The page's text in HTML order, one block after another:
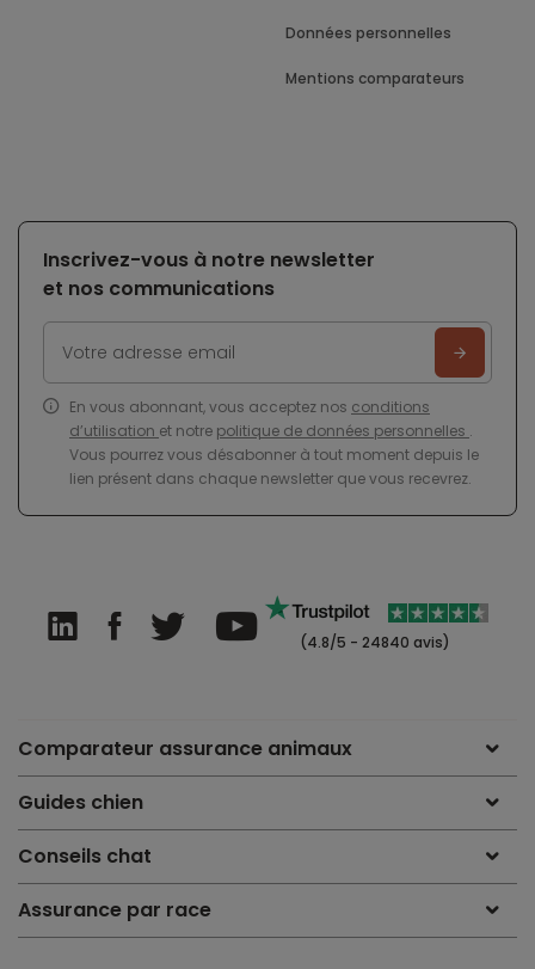
Données personnelles
Mentions comparateurs
Inscrivez-vous à notre newsletter
et nos communications
En vous abonnant, vous acceptez nos conditions
d’utilisation et notre politique de données personnelles .
Vous pourrez vous désabonner à tout moment depuis le
lien présent dans chaque newsletter que vous recevrez.
(4.8/5 - 24840 avis)
Comparateur assurance animaux
Guides chien
Conseils chat
Assurance par race